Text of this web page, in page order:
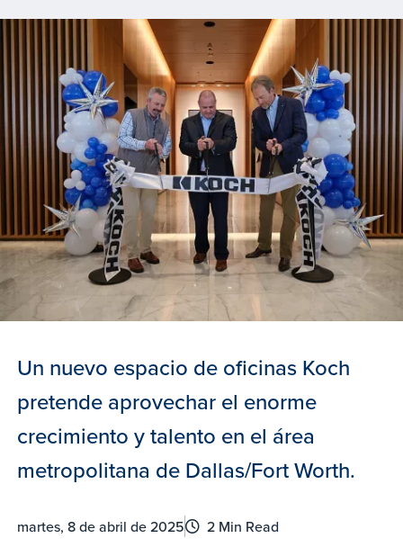
Un nuevo espacio de oficinas Koch
pretende aprovechar el enorme
crecimiento y talento en el área
metropolitana de Dallas/Fort Worth.
martes, 8 de abril de 2025 2 Min Read